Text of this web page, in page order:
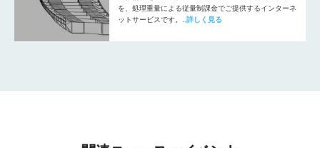
を、処理重量による従量制課金でご提供するインターネ
ットサービスです。
..詳しく見る